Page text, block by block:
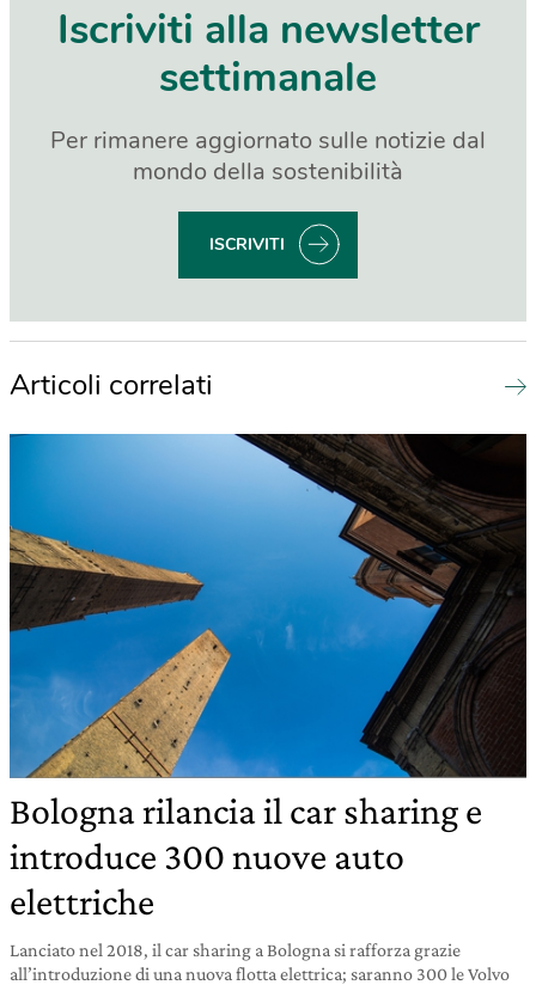
Iscriviti alla newsletter
settimanale
Per rimanere aggiornato sulle notizie dal
mondo della sostenibilità
ISCRIVITI
Articoli correlati
Bologna rilancia il car sharing e
introduce 300 nuove auto
elettriche
Lanciato nel 2018, il car sharing a Bologna si rafforza grazie
all’introduzione di una nuova flotta elettrica; saranno 300 le Volvo